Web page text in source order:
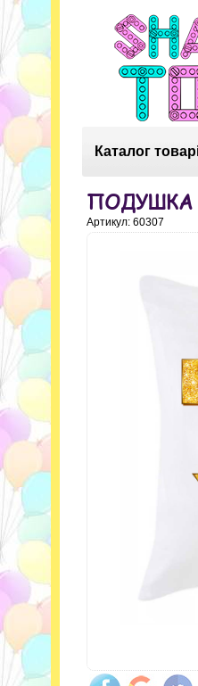
Каталог
ПОДУШКА
Артикул: 60307